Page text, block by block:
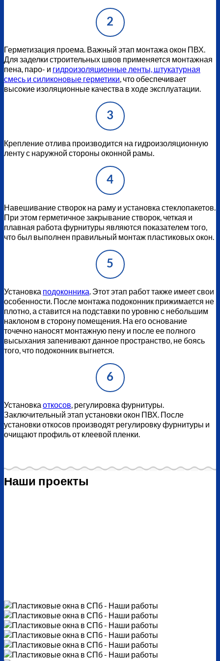
2
Герметизация проема. Важный этап монтажа окон ПВХ.
Для заделки строительных швов применяется монтажная
пена, паро- и гидроизоляционные ленты, штукатурная
смесь и силиконовые герметики, что обеспечивает
высокие изоляционные качества в ходе эксплуатации.
3
Крепление отлива производится на гидроизоляционную
ленту с наружной стороны оконной рамы.
4
Навешивание створок на раму и установка стеклопакетов.
При этом герметичное закрывание створок, четкая и
плавная работа фурнитуры являются показателем того,
что был выполнен правильный монтаж пластиковых окон.
5
Установка подоконника. Этот этап работ также имеет свои
особенности. После монтажа подоконник прижимается не
плотно, а ставится на подставки по уровню с небольшим
наклоном в сторону помещения. На его основание
точечно наносят монтажную пену и после ее полного
высыхания запенивают данное пространство, не боясь
того, что подоконник выгнется.
6
Установка откосов, регулировка фурнитуры.
Заключительный этап установки окон ПВХ. После
установки откосов производят регулировку фурнитуры и
очищают профиль от клеевой пленки.
Наши проекты